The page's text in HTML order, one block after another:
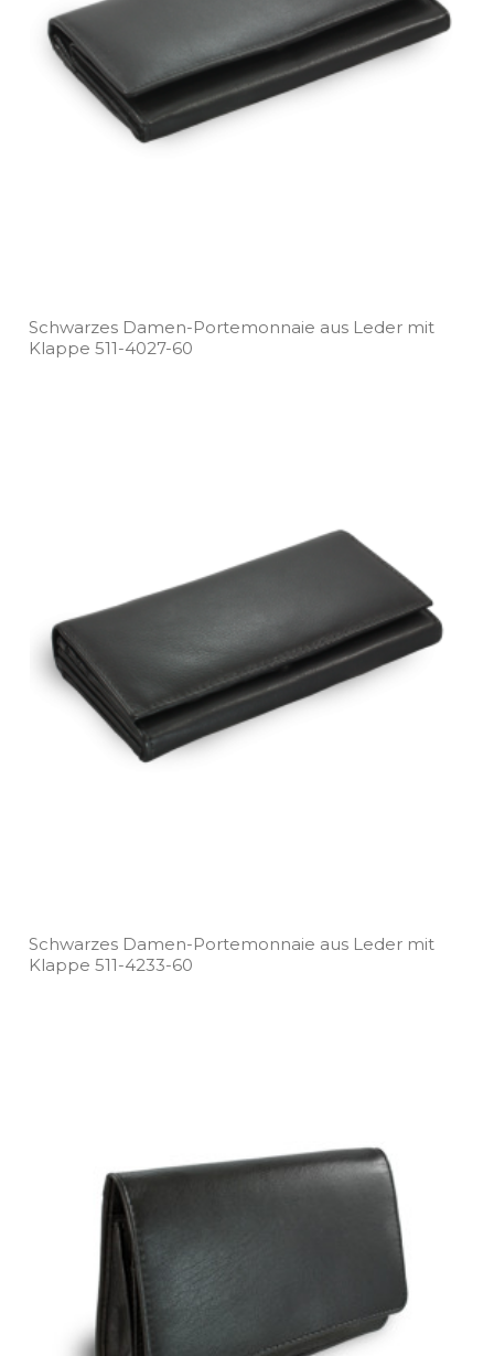
Schwarzes Damen­-Portemonnaie aus Leder mit
Klappe 511­-4027­-60
Schwarzes Damen­-Portemonnaie aus Leder mit
Klappe 511­-4233­-60